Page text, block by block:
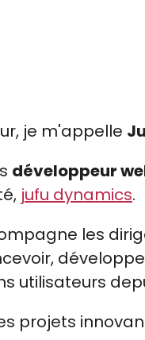
je m'appelle
développeur
jufu dynamics.
les
utilisateurs
projets